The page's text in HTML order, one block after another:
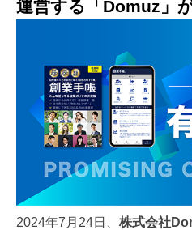
運営する「Domuz」
2024年7月24日、 株式会社